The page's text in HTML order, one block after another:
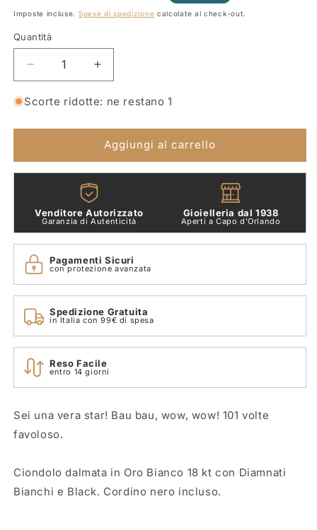
listino
Imposte incluse. Spese di spedizione calcolate al check-out.
Quantità
Quantità
Diminuisci
quantità
per
Dalmata
Bianco
18
Diamanti
Bianchi
e
Neri
Dodo
D16dagob/b/bb
Aumenta
quantità
per
Dalmata
Oro
Bianco
18
Kt
Diamanti
Bianchi
e
Neri
D16dagob/b/bb
Scorte ridotte: ne restano 1
Aggiungi al carrello
Venditore Autorizzato
Garanzia di Autenticità
Gioielleria dal 1938
Aperti a Capo d'Orlando
Pagamenti Sicuri
con protezione avanzata
Spedizione Gratuita
in Italia con 99€ di spesa
Reso Facile
entro 14 giorni
Sei una vera star! Bau bau, wow, wow! 101 volte
favoloso.
Ciondolo dalmata in Oro Bianco 18 kt con Diamnati
Bianchi e Black. Cordino nero incluso.